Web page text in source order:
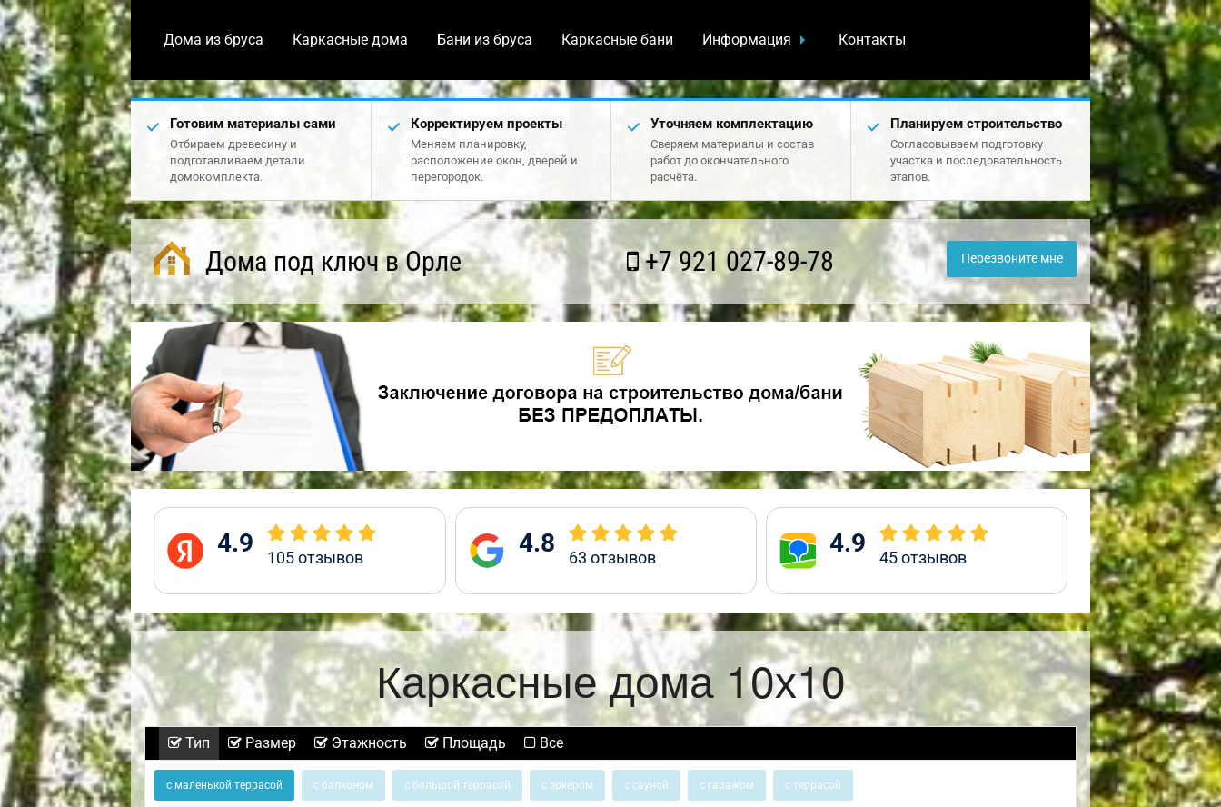
Дома из бруса Каркасные дома Бани из бруса Каркасные бани Информация Контакты
Готовим материалы сами
Отбираем древесину и
подготавливаем детали
домокомплекта.
Корректируем проекты
Меняем планировку,
расположение окон, дверей и
перегородок.
Уточняем комплектацию
Сверяем материалы и состав
работ до окончательного
расчёта.
Планируем строительство
Согласовываем подготовку
участка и последовательность
этапов.
Дома под ключ в Орле +7 921 027-89-78 Перезвоните мне
4.9 105отзывов 4.8 63 отзывов 4.9 45отзывов
Каркасные дома 10х10
Тип Размер Этажность Площадь Все
с маленькой террасой с балконом с большой террасой с эркером с сауной с гаражом с террасой